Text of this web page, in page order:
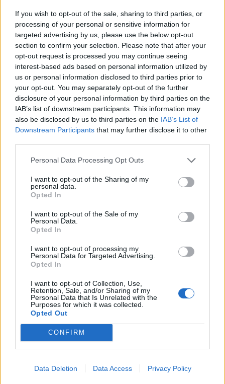
If you wish to opt-out of the sale, sharing to third parties, or
processing of your personal or sensitive information for
targeted advertising by us, please use the below opt-out
section to confirm your selection. Please note that after your
opt-out request is processed you may continue seeing
interest-based ads based on personal information utilized by
us or personal information disclosed to third parties prior to
your opt-out. You may separately opt-out of the further
disclosure of your personal information by third parties on the
IAB’s list of downstream participants. This information may
also be disclosed by us to third parties on the IAB’s List of
Downstream Participants that may further disclose it to other
Personal Data Processing Opt Outs
I want to opt-out of the Sharing of my
personal data.
Opted In
I want to opt-out of the Sale of my
Personal Data.
Opted In
I want to opt-out of processing my
Personal Data for Targeted Advertising.
Opted In
I want to opt-out of Collection, Use,
Retention, Sale, and/or Sharing of my
Personal Data that Is Unrelated with the
Purposes for which it was collected.
Opted Out
CONFIRM
Data Deletion Data Access Privacy Policy
ΣΥΝΕΧΊΣΤΕ ΝΑ ΔΙΑΒΆΖΕΤΕ
Το ατύχημα του Ρόμπερτ Πλαντ, των Led Zeppelin
στη Ρόδο όπου παραλίγο να χάσει τη γυναίκα του
(video)